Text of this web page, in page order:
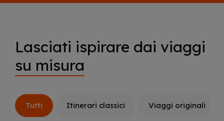
Lasciati ispirare dai viaggi
su misura
Tutti Itinerari classici Viaggi originali